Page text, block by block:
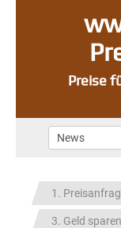
Preise
1.
3. Geld sparen